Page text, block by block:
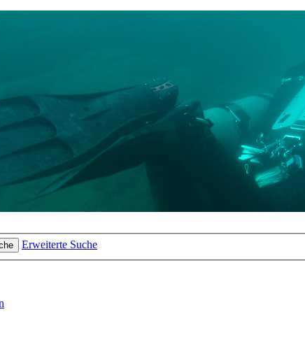
ist auf ein neues
existiert nur aufgrund der
Erweiterte Suche